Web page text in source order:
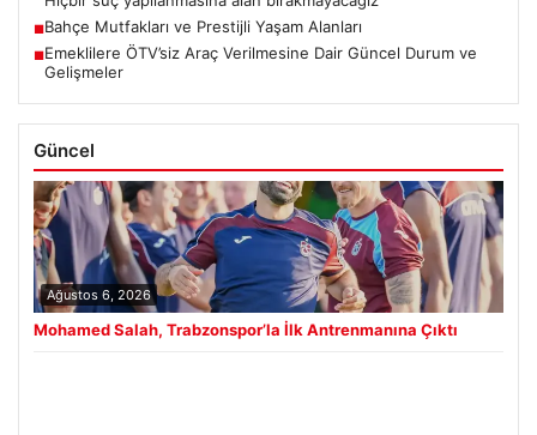
■Bahçe Mutfakları ve Prestijli Yaşam Alanları
■Emeklilere ÖTV’siz Araç Verilmesine Dair Güncel Durum ve
Gelişmeler
Güncel
Ağustos 6, 2026
Mohamed Salah, Trabzonspor’la İlk Antrenmanına Çıktı